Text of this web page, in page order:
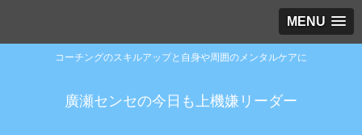
MENU
コーチングのスキルアップと自身や周囲のメンタルケアに
廣瀬センセの今日も上機嫌リーダー